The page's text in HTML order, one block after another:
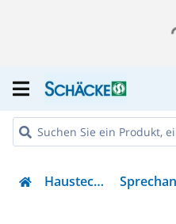
Haustechnik